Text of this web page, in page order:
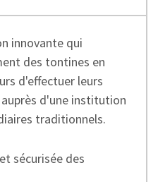
innovante qui
des tontines en
d'effectuer leurs
d'une institution
traditionnels.
sécurisée des